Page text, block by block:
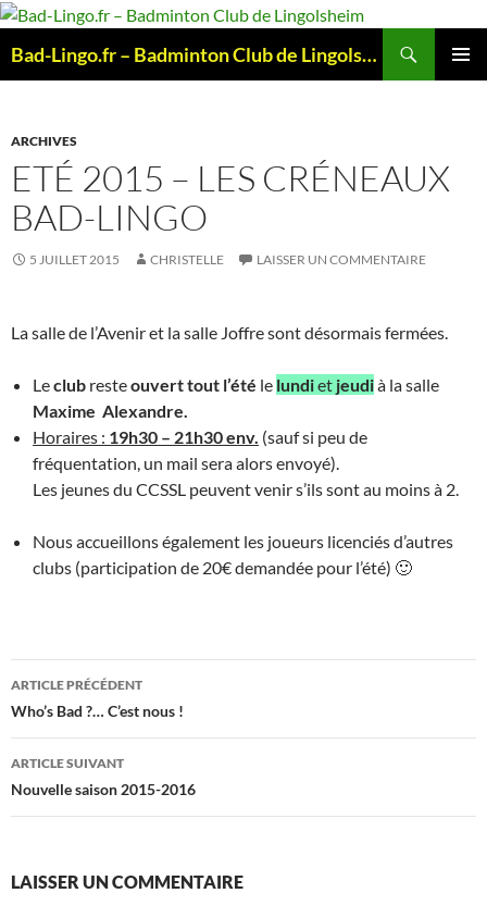
Aller
contenu
Bad-Lingo.fr – Badminton Club de Lingolsheim
ARCHIVES
ETÉ 2015 – LES CRÉNEAUX
BAD-LINGO
5 JUILLET 2015 CHRISTELLE LAISSER UN COMMENTAIRE
La salle de l’Avenir et la salle Joffre sont désormais fermées.
Leclub resteouvert tout l’été le lundiet jeudià la salle
Maxime Alexandre.
Horaires : 19h30 – 21h30 env. (sauf si peu de
fréquentation, un mail sera alors envoyé).
Les jeunes du CCSSL peuvent venir s’ils sont au moins à 2.
Nous accueillons également les joueurs licenciés d’autres
clubs (participation de 20€ demandée pour l’été) 🙂
Navigation
des
articles
ARTICLE PRÉCÉDENT
Who’s Bad ?… C’est nous !
ARTICLE SUIVANT
Nouvelle saison 2015-2016
LAISSER UN COMMENTAIRE